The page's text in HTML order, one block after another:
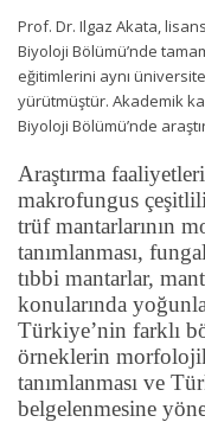
Prof. Dr. Ilgaz Akata,
Biyoloji Bölümü’nde
eğitimlerini aynı
yürütmüştür. Akademik
Biyoloji Bölümü’nde
Araştırma
makrofungus
trüf mantarlarının
tanımlanması,
tıbbi mantarlar,
konularında
Türkiye’nin farklı
örneklerin
tanımlanması ve
belgelenmesine